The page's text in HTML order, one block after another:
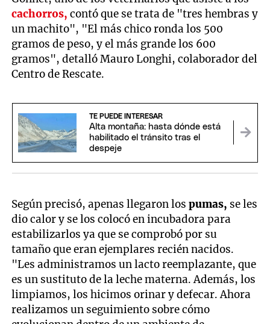
cachorros,contó que se trata de "tres hembras y
un machito", "El más chico ronda los 500
gramos de peso, y el más grande los 600
gramos", detalló Mauro Longhi, colaborador del
Centro de Rescate.
TE PUEDE INTERESAR
Alta montaña: hasta dónde está
habilitado el tránsito tras el
despeje
Según precisó, apenas llegaron lospumas, se les
dio calor y se los colocó en incubadora para
estabilizarlos ya que se comprobó por su
tamaño que eran ejemplares recién nacidos.
"Les administramos un lacto reemplazante, que
es un sustituto de la leche materna. Además, los
limpiamos, los hicimos orinar y defecar. Ahora
realizamos un seguimiento sobre cómo